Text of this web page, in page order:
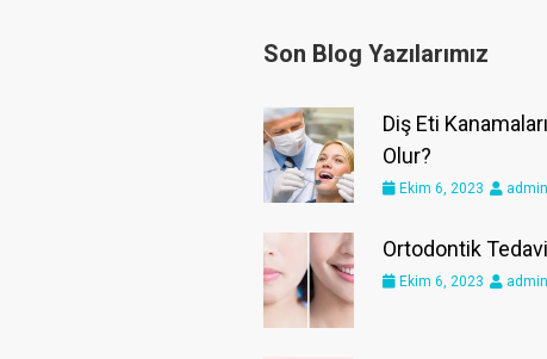
Son Blog Yazılarımız
Diş Eti
Olur?
Ekim 6, 2023 admin
Ortodontik
Ekim 6, 2023 admin